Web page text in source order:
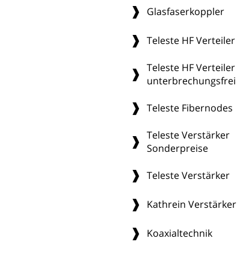
Glasfaserkoppler
Teleste HF Verteiler
Teleste HF Verteiler
unterbrechungsfrei
Teleste Fibernodes
Teleste Verstärker
Sonderpreise
Teleste Verstärker
Kathrein Verstärker
Koaxialtechnik